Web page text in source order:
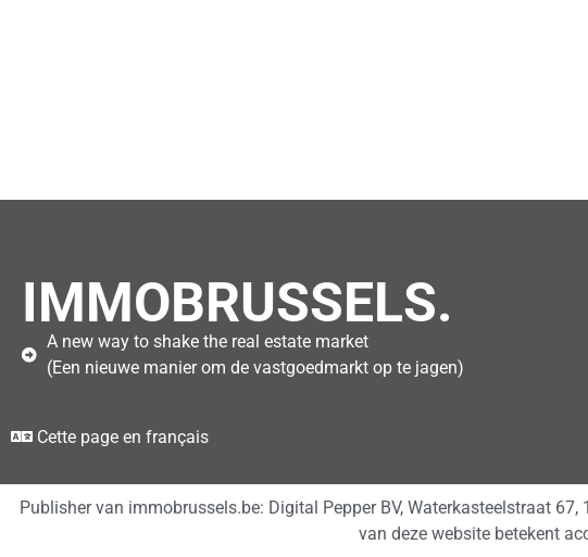
IMMOBRUSSELS.
A new way to shake the real estate market
(Een nieuwe manier om de vastgoedmarkt op te jagen)
Cette page en français
Publisher van immobrussels.be: Digital Pepper BV, Waterkasteelstraat
van deze website betekent